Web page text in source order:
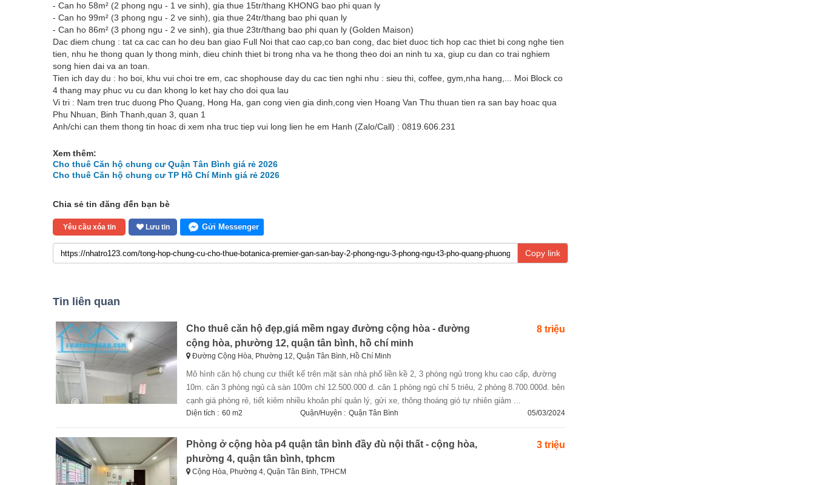
- Can ho 58m² (2 phong ngu - 1 ve sinh), gia thue 15tr/thang KHONG bao phi quan ly
- Can ho 99m² (3 phong ngu - 2 ve sinh), gia thue 24tr/thang bao phi quan ly
- Can ho 86m² (3 phong ngu - 2 ve sinh), gia thue 23tr/thang bao phi quan ly (Golden Maison)
Dac diem chung : tat ca cac can ho deu ban giao Full Noi that cao cap,co ban cong, dac biet duoc tich hop cac thiet bi cong nghe tien
tien, nhu he thong quan ly thong minh, dieu chinh thiet bi trong nha va he thong theo doi an ninh tu xa, giup cu dan co trai nghiem
song hien dai va an toan.
Tien ich day du : ho boi, khu vui choi tre em, cac shophouse day du cac tien nghi nhu : sieu thi, coffee, gym,nha hang,... Moi Block co
4 thang may phuc vu cu dan khong lo ket hay cho doi qua lau
Vi tri : Nam tren truc duong Pho Quang, Hong Ha, gan cong vien gia dinh,cong vien Hoang Van Thu thuan tien ra san bay hoac qua
Phu Nhuan, Binh Thanh,quan 3, quan 1
Anh/chi can them thong tin hoac di xem nha truc tiep vui long lien he em Hanh (Zalo/Call) : 0819.606.231
Xem thêm:
Cho thuê Căn hộ chung cư Quận Tân Bình giá rẻ 2026
Cho thuê Căn hộ chung cư TP Hồ Chí Minh giá rẻ 2026
Chia sẻ tin đăng đến bạn bè
Yêu cầu xóa tin Lưu tin Gửi Messenger
Copy link
Tin liên quan
8 triệu
Cho thuê căn hộ đẹp,giá mềm ngay đường cộng hòa - đường
cộng hòa, phường 12, quận tân bình, hồ chí minh
Đường Cộng Hòa, Phường 12, Quận Tân Bình, Hồ Chí Minh
mô hình căn hộ chung cư thiết kế trên mặt sàn nhà phố liền kề 2, 3 phòng ngủ trong khu cao cấp, đường
10m. căn 3 phòng ngủ cả sàn 100m chỉ 12.500.000 đ. căn 1 phòng ngủ chỉ 5 triêu, 2 phòng 8.700.000đ. bên
cạnh giá phòng rẻ, tiết kiêm nhiều khoản phí quản lý, gửi xe, thông thoáng gió tự nhiên giảm ...
Diện tích : 60 m2 Quận/Huyện : Quận Tân Bình 05/03/2024
3 triệu
Phòng ở cộng hòa p4 quận tân bình đầy đù nội thất - cộng hòa,
phường 4, quận tân bình, tphcm
Cộng Hòa, Phường 4, Quận Tân Bình, TPHCM